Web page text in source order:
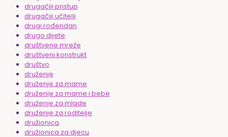
drugačiji pristup
drugačiji učitelji
drugi rođendan
drugo dijete
društvene mreže
društveni konstrukt
društvo
druženje
druženje za mame
druženje za mame i bebe
druženje za mlade
druženje za roditelje
družionica
družionica za djecu